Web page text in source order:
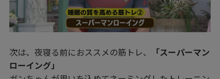
次は、夜寝る前におススメの筋トレ、
「スーパーマン
ローイング」